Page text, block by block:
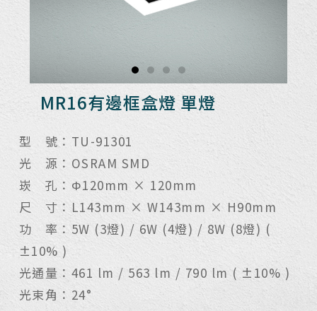
MR16有邊框盒燈 單燈
型 號：TU-91301
光 源：OSRAM SMD
崁 孔：Φ120mm × 120mm
尺 寸：L143mm × W143mm × H90mm
功 率：5W (3燈) / 6W (4燈) / 8W (8燈) (
±10% )
光通量：461 lm / 563 lm / 790 lm ( ±10% )
光束角：24°